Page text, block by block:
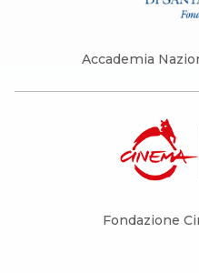
Accademia
Fondazione